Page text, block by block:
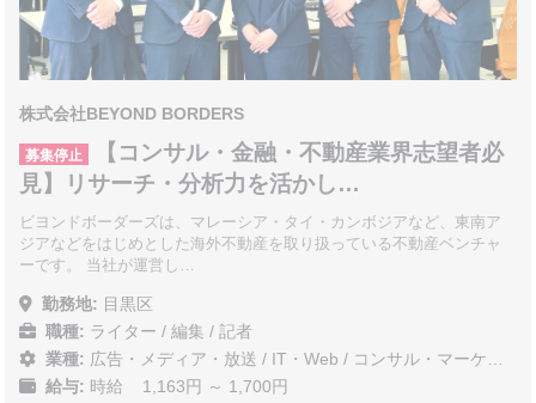
株式会社BEYOND BORDERS
募集停止
【コンサル・金融・不動産業界志望者必
見】リサーチ・分析力を活かし…
ビヨンドボーダーズは、マレーシア・タイ・カンボジアなど、東南ア
ジアなどをはじめとした海外不動産を取り扱っている不動産ベンチャ
ーです。 当社が運営し…
勤務地: 目黒区
職種: ライター / 編集 / 記者
業種: 広告・メディア・放送 / IT・Web / コンサル・マーケティング
給与: 時給 1,163円 ～ 1,700円